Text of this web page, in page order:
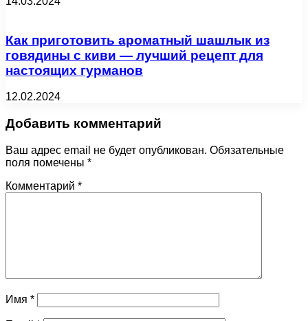
Как приготовить ароматный шашлык из
говядины с киви — лучший рецепт для
настоящих гурманов
12.02.2024
Добавить комментарий
Ваш адрес email не будет опубликован. Обязательные
поля помечены *
Комментарий *
Имя *